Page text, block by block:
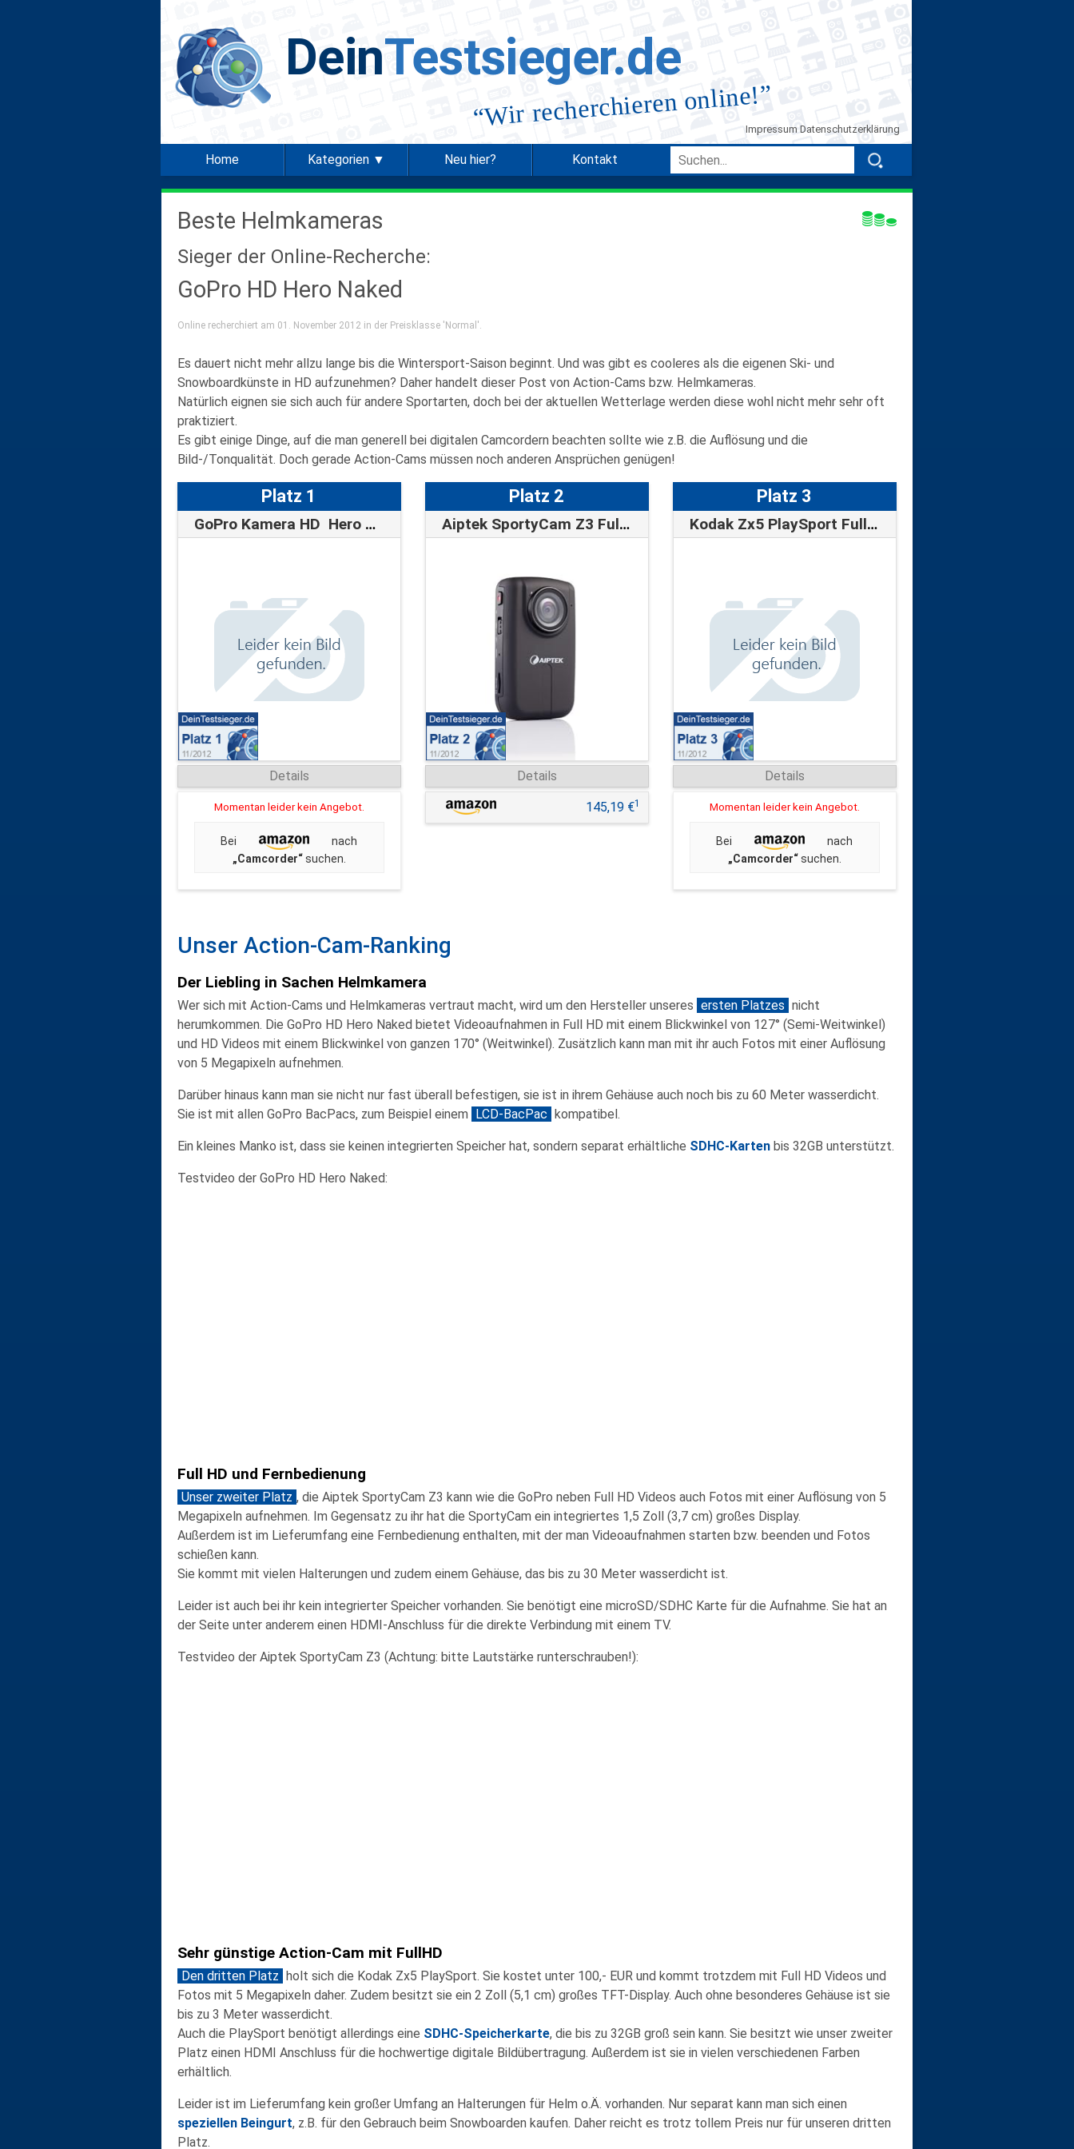
DeinTestsieger.de
“Wir recherchieren online!”
Datenschutzerklärung
Impressum
Home Kategorien ▼ Neu hier? Kontakt
Beste Helmkameras
Sieger der Online-Recherche:
GoPro HD Hero Naked
Online recherchiert am 01. November 2012 in der Preisklasse 'Normal'.
Es dauert nicht mehr allzu lange bis die Wintersport-Saison beginnt. Und was gibt es cooleres als die eigenen Ski- und
Snowboardkünste in HD aufzunehmen? Daher handelt dieser Post von Action-Cams bzw. Helmkameras.
Natürlich eignen sie sich auch für andere Sportarten, doch bei der aktuellen Wetterlage werden diese wohl nicht mehr sehr oft
praktiziert.
Es gibt einige Dinge, auf die man generell bei digitalen Camcordern beachten sollte wie z.B. die Auflösung und die
Bild-/Tonqualität. Doch gerade Action-Cams müssen noch anderen Ansprüchen genügen!
Platz 1
GoPro Kamera HD Hero Naked
Details
Momentan leider kein Angebot.
Bei
nach
„Camcorder“suchen.
Platz 2
Aiptek SportyCam Z3 Full-HD Camcorder (5…
Details
145,19 €1
Platz 3
Kodak Zx5 PlaySport Full HD Camcorder (5…
Details
Momentan leider kein Angebot.
Bei
nach
„Camcorder“suchen.
Unser Action-Cam-Ranking
Der Liebling in Sachen Helmkamera
Wer sich mit Action-Cams und Helmkameras vertraut macht, wird um den Hersteller unseres ersten Platzes nicht
herumkommen. Die GoPro HD Hero Naked bietet Videoaufnahmen in Full HD mit einem Blickwinkel von 127° (Semi-Weitwinkel)
und HD Videos mit einem Blickwinkel von ganzen 170° (Weitwinkel). Zusätzlich kann man mit ihr auch Fotos mit einer Auflösung
von 5 Megapixeln aufnehmen.
Darüber hinaus kann man sie nicht nur fast überall befestigen, sie ist in ihrem Gehäuse auch noch bis zu 60 Meter wasserdicht.
Sie ist mit allen GoPro BacPacs, zum Beispiel einem LCD-BacPac kompatibel.
Ein kleines Manko ist, dass sie keinen integrierten Speicher hat, sondern separat erhältliche SDHC-Karten bis 32GB unterstützt.
Testvideo der GoPro HD Hero Naked:
Full HD und Fernbedienung
Unser zweiter Platz , die Aiptek SportyCam Z3 kann wie die GoPro neben Full HD Videos auch Fotos mit einer Auflösung von 5
Megapixeln aufnehmen. Im Gegensatz zu ihr hat die SportyCam ein integriertes 1,5 Zoll (3,7 cm) großes Display.
Außerdem ist im Lieferumfang eine Fernbedienung enthalten, mit der man Videoaufnahmen starten bzw. beenden und Fotos
schießen kann.
Sie kommt mit vielen Halterungen und zudem einem Gehäuse, das bis zu 30 Meter wasserdicht ist.
Leider ist auch bei ihr kein integrierter Speicher vorhanden. Sie benötigt eine microSD/SDHC Karte für die Aufnahme. Sie hat an
der Seite unter anderem einen HDMI-Anschluss für die direkte Verbindung mit einem TV.
Testvideo der Aiptek SportyCam Z3 (Achtung: bitte Lautstärke runterschrauben!):
Sehr günstige Action-Cam mit FullHD
Den dritten Platz holt sich die Kodak Zx5 PlaySport. Sie kostet unter 100,- EUR und kommt trotzdem mit Full HD Videos und
Fotos mit 5 Megapixeln daher. Zudem besitzt sie ein 2 Zoll (5,1 cm) großes TFT-Display. Auch ohne besonderes Gehäuse ist sie
bis zu 3 Meter wasserdicht.
Auch die PlaySport benötigt allerdings eine SDHC-Speicherkarte, die bis zu 32GB groß sein kann. Sie besitzt wie unser zweiter
Platz einen HDMI Anschluss für die hochwertige digitale Bildübertragung. Außerdem ist sie in vielen verschiedenen Farben
erhältlich.
Leider ist im Lieferumfang kein großer Umfang an Halterungen für Helm o.Ä. vorhanden. Nur separat kann man sich einen
speziellen Beingurt, z.B. für den Gebrauch beim Snowboarden kaufen. Daher reicht es trotz tollem Preis nur für unseren dritten
Platz.